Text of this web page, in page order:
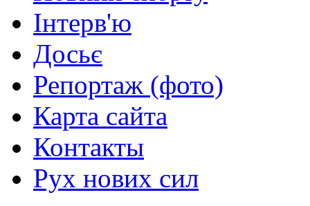
Інтерв'ю
Досьє
Репортаж (фото)
Карта сайта
Контакты
Рух нових сил